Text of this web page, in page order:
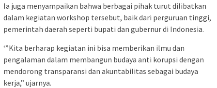
Ia juga menyampaikan bahwa berbagai pihak turut dilibatkan
dalam kegiatan workshop tersebut, baik dari perguruan tinggi,
pemerintah daerah seperti bupati dan gubernur di Indonesia.
‘”Kita berharap kegiatan ini bisa memberikan ilmu dan
pengalaman dalam membangun budaya anti korupsi dengan
mendorong transparansi dan akuntabilitas sebagai budaya
kerja,” ujarnya.